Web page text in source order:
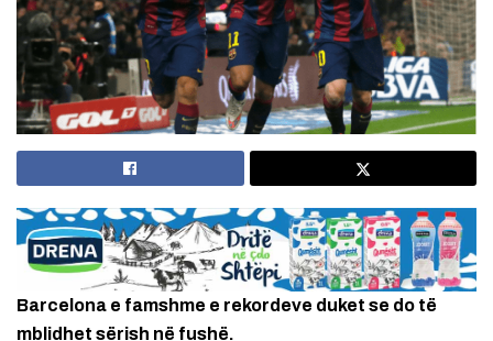
Barcelona e famshme e rekordeve duket se do të
mblidhet sërish në fushë.